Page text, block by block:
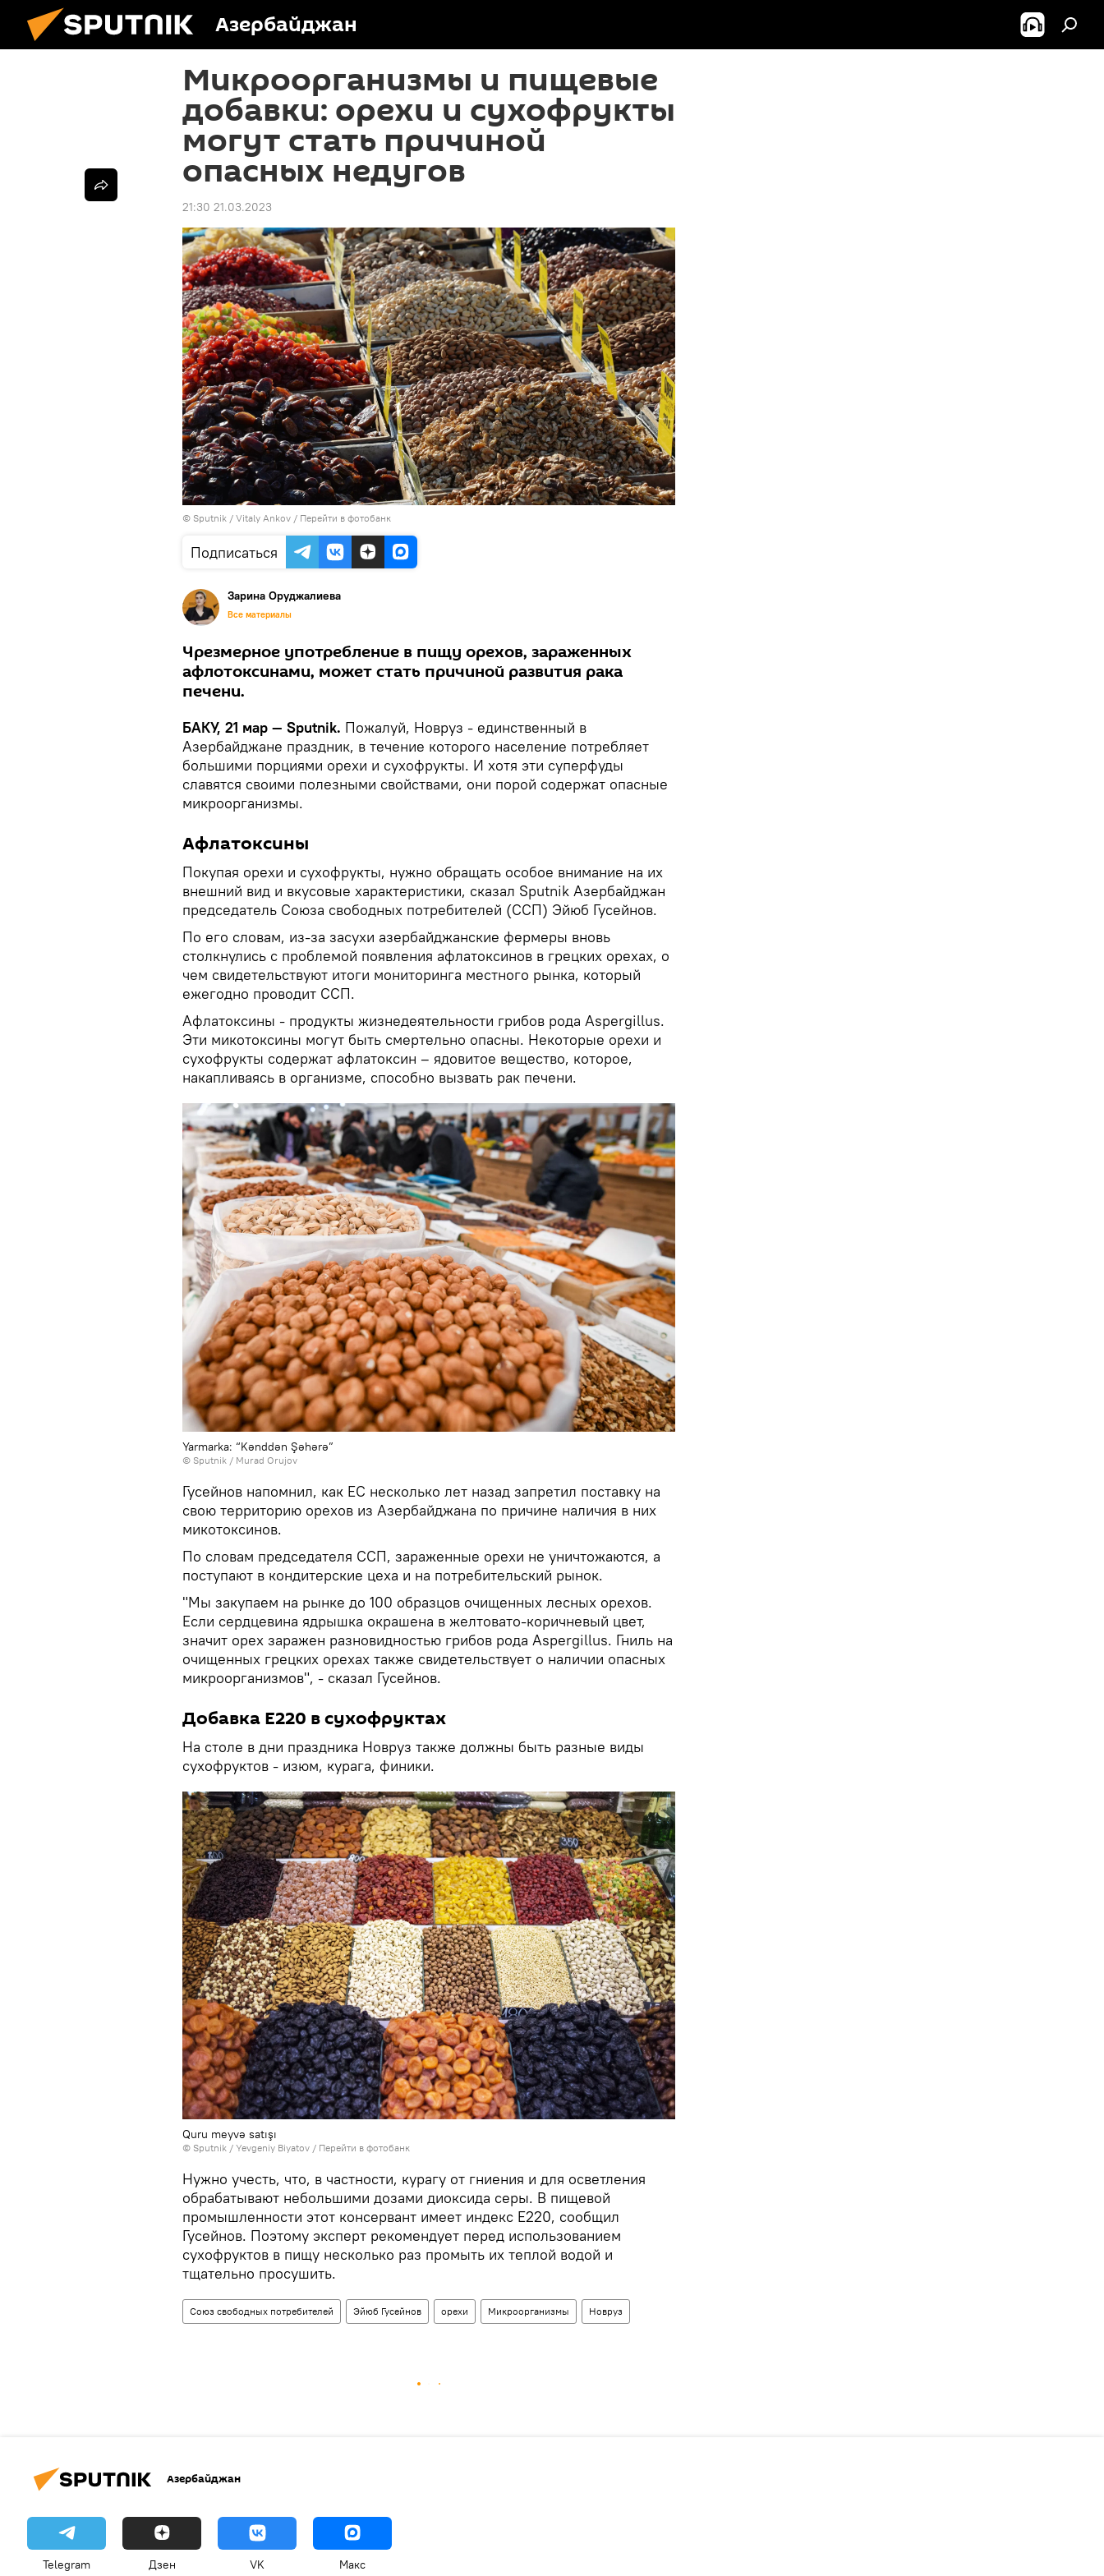
Азербайджан
Микроорганизмы и пищевые
добавки: орехи и сухофрукты
могут стать причиной
опасных недугов
21:30 21.03.2023
© Sputnik / Vitaly Ankov / Перейти в фотобанк
Подписаться
Зарина Оруджалиева
Все материалы
Чрезмерное употребление в пищу орехов, зараженных
афлотоксинами, может стать причиной развития рака
печени.
БАКУ, 21 мар — Sputnik. Пожалуй, Новруз - единственный в
Азербайджане праздник, в течение которого население потребляет
большими порциями орехи и сухофрукты. И хотя эти суперфуды
славятся своими полезными свойствами, они порой содержат опасные
микроорганизмы.
Афлатоксины
Покупая орехи и сухофрукты, нужно обращать особое внимание на их
внешний вид и вкусовые характеристики, сказал Sputnik Азербайджан
председатель Союза свободных потребителей (ССП) Эйюб Гусейнов.
По его словам, из-за засухи азербайджанские фермеры вновь
столкнулись с проблемой появления афлатоксинов в грецких орехах, о
чем свидетельствуют итоги мониторинга местного рынка, который
ежегодно проводит ССП.
Афлатоксины - продукты жизнедеятельности грибов рода Aspergillus.
Эти микотоксины могут быть смертельно опасны. Некоторые орехи и
сухофрукты содержат афлатоксин – ядовитое вещество, которое,
накапливаясь в организме, способно вызвать рак печени.
Yarmarka: “Kənddən Şəhərə”
© Sputnik / Murad Orujov
Гусейнов напомнил, как ЕС несколько лет назад запретил поставку на
свою территорию орехов из Азербайджана по причине наличия в них
микотоксинов.
По словам председателя ССП, зараженные орехи не уничтожаются, а
поступают в кондитерские цеха и на потребительский рынок.
"Мы закупаем на рынке до 100 образцов очищенных лесных орехов.
Если сердцевина ядрышка окрашена в желтовато-коричневый цвет,
значит орех заражен разновидностью грибов рода Aspergillus. Гниль на
очищенных грецких орехах также свидетельствует о наличии опасных
микроорганизмов", - сказал Гусейнов.
Добавка Е220 в сухофруктах
На столе в дни праздника Новруз также должны быть разные виды
сухофруктов - изюм, курага, финики.
Quru meyvə satışı
© Sputnik / Yevgeniy Biyatov / Перейти в фотобанк
Нужно учесть, что, в частности, курагу от гниения и для осветления
обрабатывают небольшими дозами диоксида серы. В пищевой
промышленности этот консервант имеет индекс Е220, сообщил
Гусейнов. Поэтому эксперт рекомендует перед использованием
сухофруктов в пищу несколько раз промыть их теплой водой и
тщательно просушить.
Союз свободных потребителей Эйюб Гусейнов орехи Микроорганизмы Новруз
Азербайджан
Telegram Дзен VK Макс